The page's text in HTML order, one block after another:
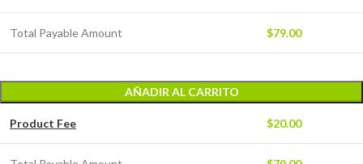
Total Payable Amount $79.00
AÑADIR AL CARRITO
Product Fee $20.00